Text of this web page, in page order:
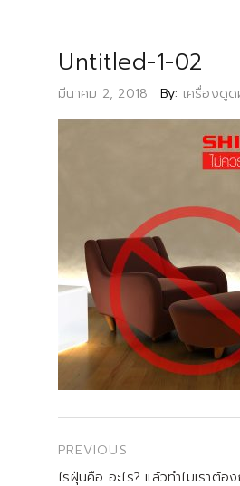
Untitled-1-02
Posted
on
มีนาคม 2, 2018 By: เครื่องดู
นำทาง
PREVIOUS
Previous
ไรฝุ่นคือ อะไร? แล้วทำไมเราต้อ